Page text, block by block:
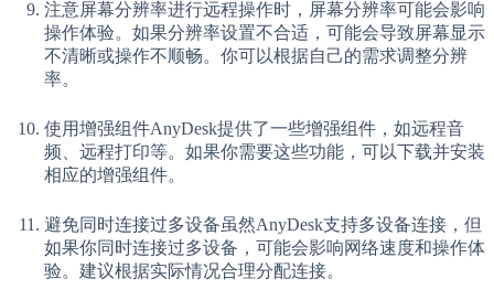
注意屏幕分辨率进行远程操作时，屏幕分辨率可能会影响
操作体验。如果分辨率设置不合适，可能会导致屏幕显示
不清晰或操作不顺畅。你可以根据自己的需求调整分辨
率。
使用增强组件AnyDesk提供了一些增强组件，如远程音
频、远程打印等。如果你需要这些功能，可以下载并安装
相应的增强组件。
避免同时连接过多设备虽然AnyDesk支持多设备连接，但
如果你同时连接过多设备，可能会影响网络速度和操作体
验。建议根据实际情况合理分配连接。